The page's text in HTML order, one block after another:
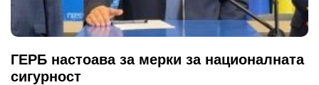
ГЕРБ настоава за мерки за националната
сигурност